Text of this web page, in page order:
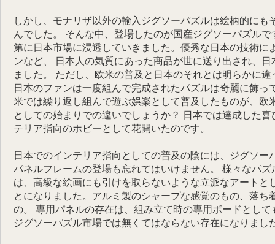
しかし、モナリザ以外の輸入ジグソーパズルは絵柄的にも
んでした。 そんな中、登場したのが国産ジグソーパズル
第に日本市場に浸透していきました。優秀な日本の技術に
ンなど、 日本人の気質にあった商品が世に送り出され、
ました。 ただし、欧米の普及と日本のそれとは明らかに
日本のファンは一度組んで完成されたパズルは奇麗に飾っ
米では繰り返し組んで遊ぶ娯楽として普及したものが、欧
としての始まりでの違いでしょうか？ 日本では達成した
テリア指向のホビーとして花開いたのです。
日本でのインテリア指向としての普及の陰には、ジグソー
パネルフレームの登場も忘れてはいけません。 様々なパ
は、高級な絵画にも引けを取らないような立派なアートと
とになりました。アルミ製のシャープな感覚のもの、落ち
の。 専用パネルの存在は、組み立て時の専用ボードとし
ジグソーパズル市場では無くてはならない存在になりまし